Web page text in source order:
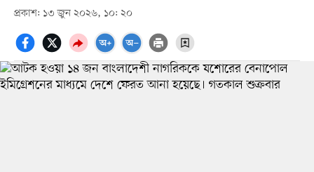
প্রকাশ: ১৩ জুন ২০২৬, ১০: ২০